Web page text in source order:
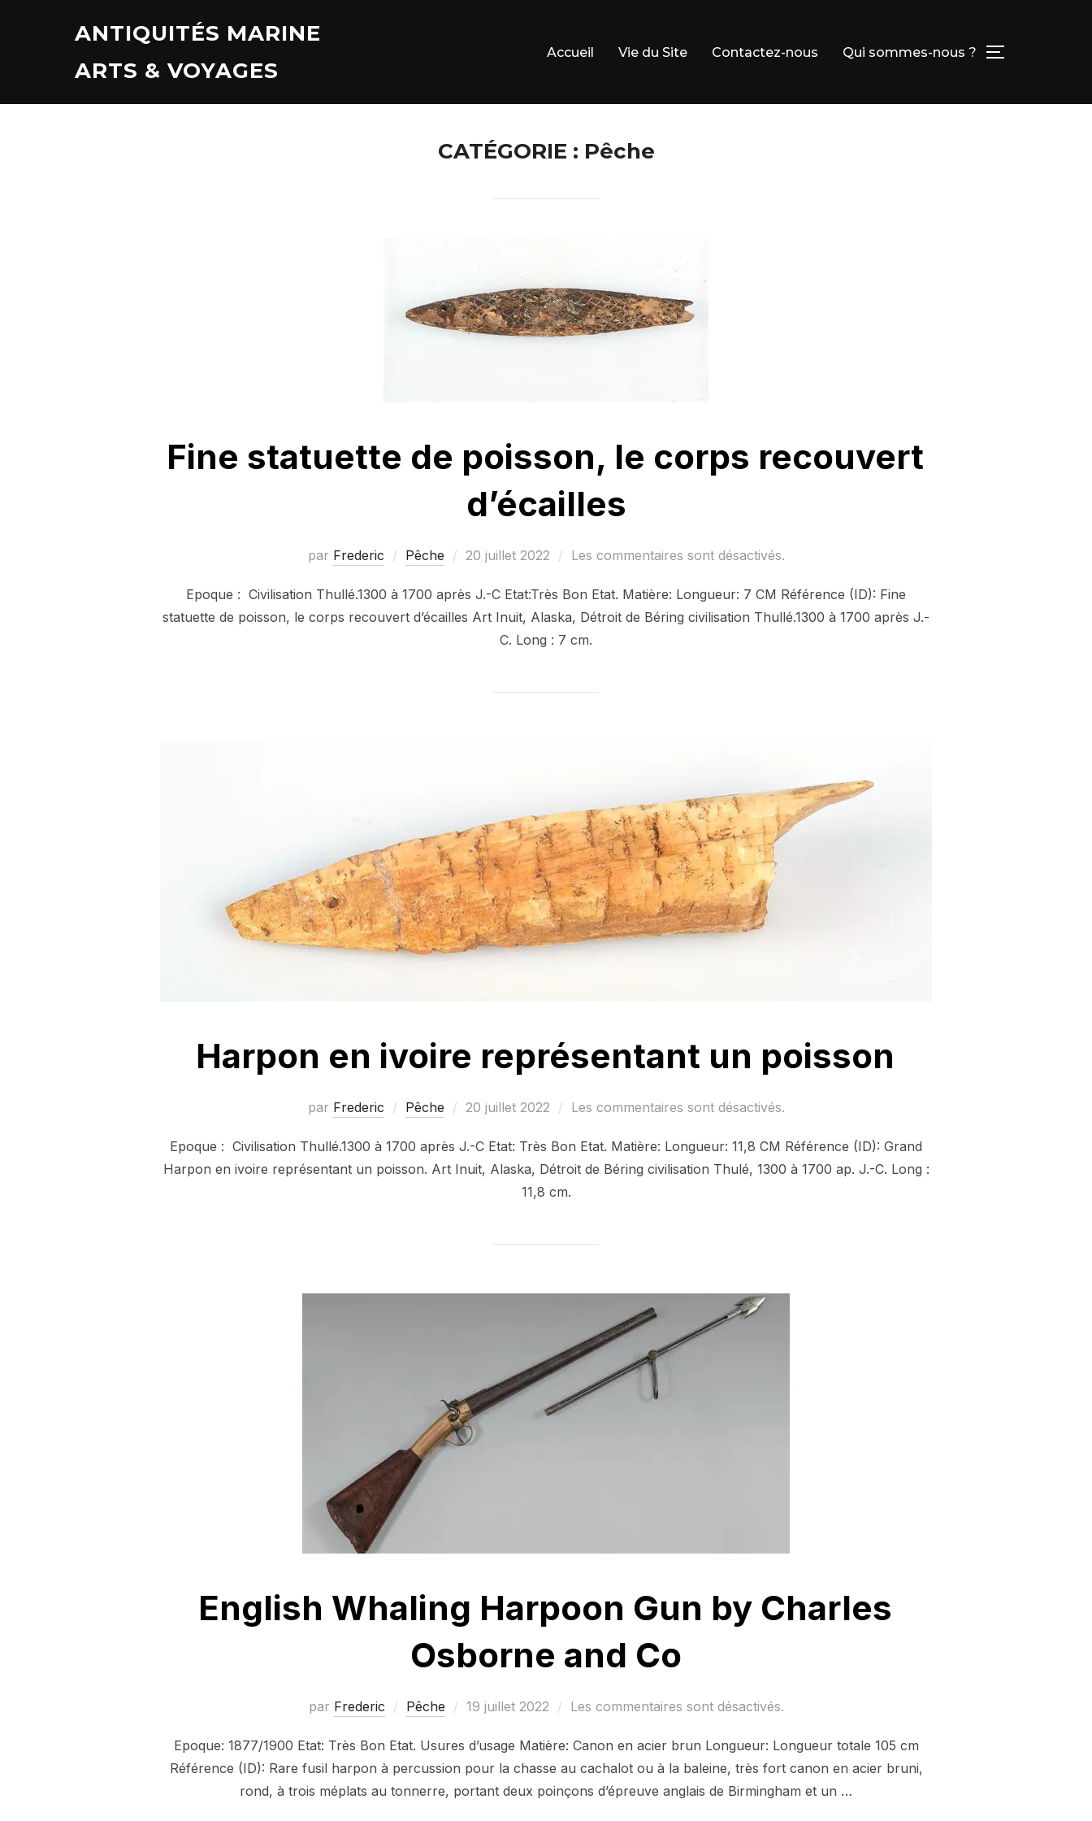
ANTIQUITÉS MARINE
ARTS & VOYAGES
Accueil Vie du Site Contactez-nous Qui sommes-nous ? PERMUTER
CATÉGORIE : Pêche
Fine statuette de poisson, le corps recouvert
d’écailles
par Frederic Pêche
Publié
20 juillet 2022 Les commentaires sont désactivés.
Epoque : Civilisation Thullé.1300 à 1700 après J.-C Etat:Très Bon Etat. Matière: Longueur: 7 CM Référence (ID): Fine
statuette de poisson, le corps recouvert d’écailles Art Inuit, Alaska, Détroit de Béring civilisation Thullé.1300 à 1700 après J.-
C. Long : 7 cm.
Harpon en ivoire représentant un poisson
par Frederic Pêche
Publié
20 juillet 2022 Les commentaires sont désactivés.
Epoque : Civilisation Thullé.1300 à 1700 après J.-C Etat: Très Bon Etat. Matière: Longueur: 11,8 CM Référence (ID): Grand
Harpon en ivoire représentant un poisson. Art Inuit, Alaska, Détroit de Béring civilisation Thulé, 1300 à 1700 ap. J.-C. Long :
11,8 cm.
English Whaling Harpoon Gun by Charles
Osborne and Co
par Frederic Pêche
Publié
19 juillet 2022 Les commentaires sont désactivés.
Epoque: 1877/1900 Etat: Très Bon Etat. Usures d’usage Matière: Canon en acier brun Longueur: Longueur totale 105 cm
Référence (ID): Rare fusil harpon à percussion pour la chasse au cachalot ou à la baleine, très fort canon en acier bruni,
rond, à trois méplats au tonnerre, portant deux poinçons d’épreuve anglais de Birmingham et un …